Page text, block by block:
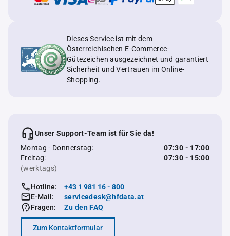
Dieses Service ist mit dem
Österreichischen E-Commerce-
Gütezeichen ausgezeichnet und garantiert
Sicherheit und Vertrauen im Online-
Shopping.
Unser Support-Team ist für Sie da!
Montag - Donnerstag:
07:30 - 17:00
Freitag:
07:30 - 15:00
(werktags)
Hotline:
+43 1 981 16 - 800
E-Mail:
servicedesk@hfdata.at
Fragen:
Zu den FAQ
Zum Kontaktformular